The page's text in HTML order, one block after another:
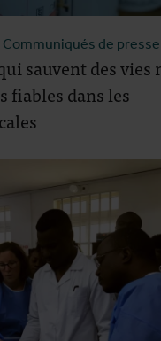
Communiqués de presse
sauvent des vies
fiables dans les